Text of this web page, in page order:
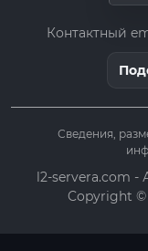
Контактный
Сведения,
l2-servera.com -
Copyright ©